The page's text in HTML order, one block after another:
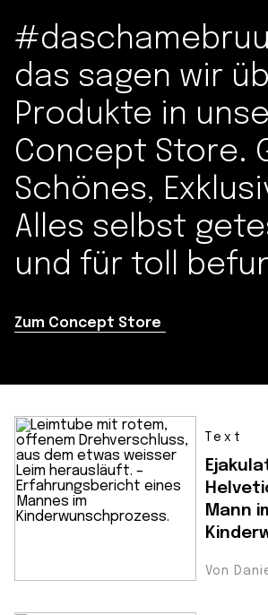
das sagen wir
Produkte in
Concept Store.
Schönes,
Alles selbst
und für toll
Zum Concept Store
Text
Mann
Von